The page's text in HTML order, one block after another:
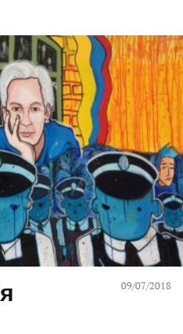
09/07/2018